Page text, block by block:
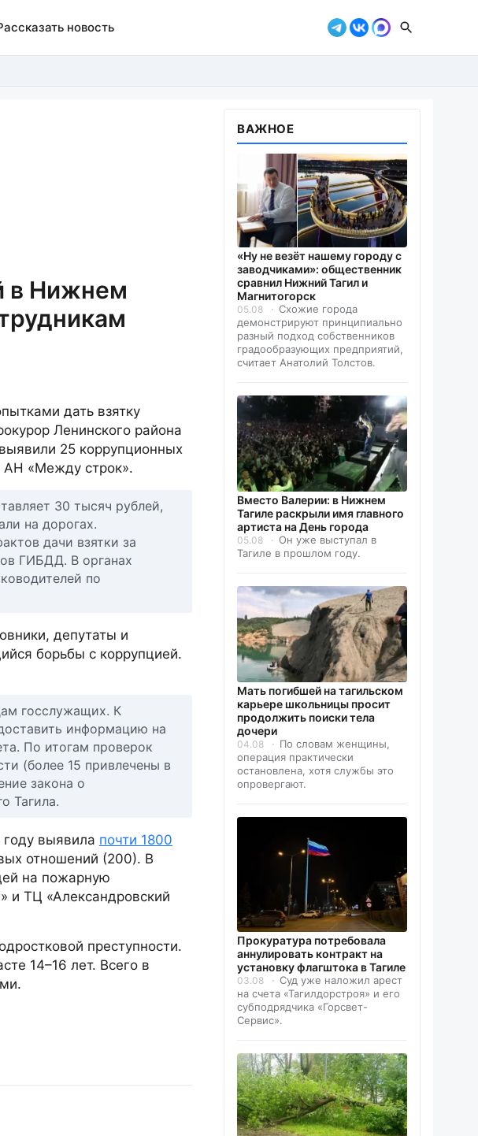
новость
в Нижнем
дать взятку
Ленинского района
25 коррупционных
АН «Между строк».
30 тысяч рублей,
на дорогах.
дачи взятки за
ГИБДД. В органах
по
депутаты и
борьбы с коррупцией.
госслужащих. К
информацию на
По итогам проверок
(более 15 привлечены в
закона о
Тагила.
году выявила почти 1800
отношений (200). В
на пожарную
и ТЦ «Александровский
преступности.
14–16 лет. Всего в
ВАЖНОЕ
«Ну не везёт нашему городу с
заводчиками»: общественник
сравнил Нижний Тагил и
Магнитогорск
05.08
Схожие города
демонстрируют принципиально
разный подход собственников
градообразующих предприятий,
считает Анатолий Толстов.
Вместо Валерии: в Нижнем
Тагиле раскрыли имя главного
артиста на День города
05.08
Он уже выступал в
Тагиле в прошлом году.
Мать погибшей на тагильском
карьере школьницы просит
продолжить поиски тела
дочери
04.08
По словам женщины,
операция практически
остановлена, хотя службы это
опровергают.
Прокуратура потребовала
аннулировать контракт на
установку флагштока в Тагиле
03.08
Суд уже наложил арест
на счета «Тагилдорстроя» и его
субподрядчика «Горсвет-
Сервис».